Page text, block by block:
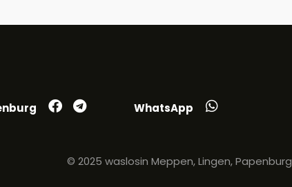
WhatsApp
© 2025 waslosin Meppen, Lingen, Papenburg